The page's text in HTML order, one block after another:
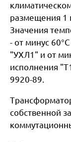
размещения 1
Значения
- от минус
"УХЛ1" и от
исполнения
9920-89.
собственной